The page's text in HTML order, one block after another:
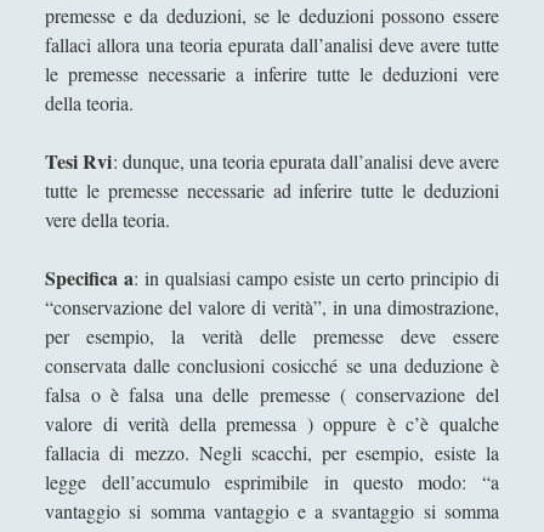
Matteo Bucalossi
Michele Diodati
Paolo Ceola
Paolo Meneghetti
Redazione
Rudy Gallerani
Salvatore Magra
Sergio Pampanini
Simone Di Massa
Stefano Bernini
premesse e da deduzioni, se le deduzioni possono essere
fallaci allora una teoria epurata dall’analisi deve avere tutte
le premesse necessarie a inferire tutte le deduzioni vere
della teoria.
Tesi Rvi: dunque, una teoria epurata dall’analisi deve avere
tutte le premesse necessarie ad inferire tutte le deduzioni
vere della teoria.
Specifica a: in qualsiasi campo esiste un certo principio di
“conservazione del valore di verità”, in una dimostrazione,
per esempio, la verità delle premesse deve essere
conservata dalle conclusioni cosicché se una deduzione è
falsa o è falsa una delle premesse ( conservazione del
valore di verità della premessa ) oppure è c’è qualche
fallacia di mezzo. Negli scacchi, per esempio, esiste la
legge dell’accumulo esprimibile in questo modo: “a
vantaggio si somma vantaggio e a svantaggio si somma